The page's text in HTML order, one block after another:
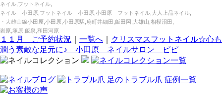
ネイル,フットネイル,
ネイル 小田原,フットネイル 小田原,小田原 フットネイル,大人上品ネイル,
・大雄山線小田原,小田原,小田原駅,扇町井細田,飯田岡,大雄山,相模沼田,
岩原,塚原,飯泉,和田河原
１１月 ご予約状況 一覧へ
クリスマスフットネイル☆心も
潤う素敵な足元に♪ 小田原 ネイルサロン ピピ